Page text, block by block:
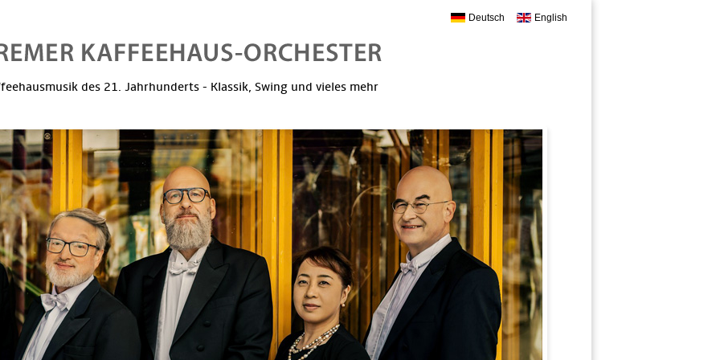
Deutsch English
des 21. Jahrhunderts - Klassik, Swing und vieles mehr